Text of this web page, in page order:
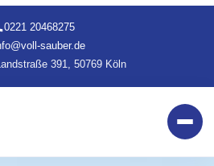
0221 20468275
sauber.de
391, 50769 Köln